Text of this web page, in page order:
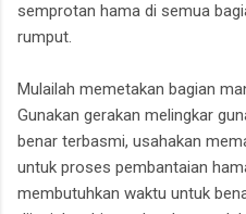
semprotan hama di semua
rumput.
Mulailah memetakan bagian
Gunakan gerakan melingkar
benar terbasmi, usahakan
untuk proses pembantaian
membutuhkan waktu untuk